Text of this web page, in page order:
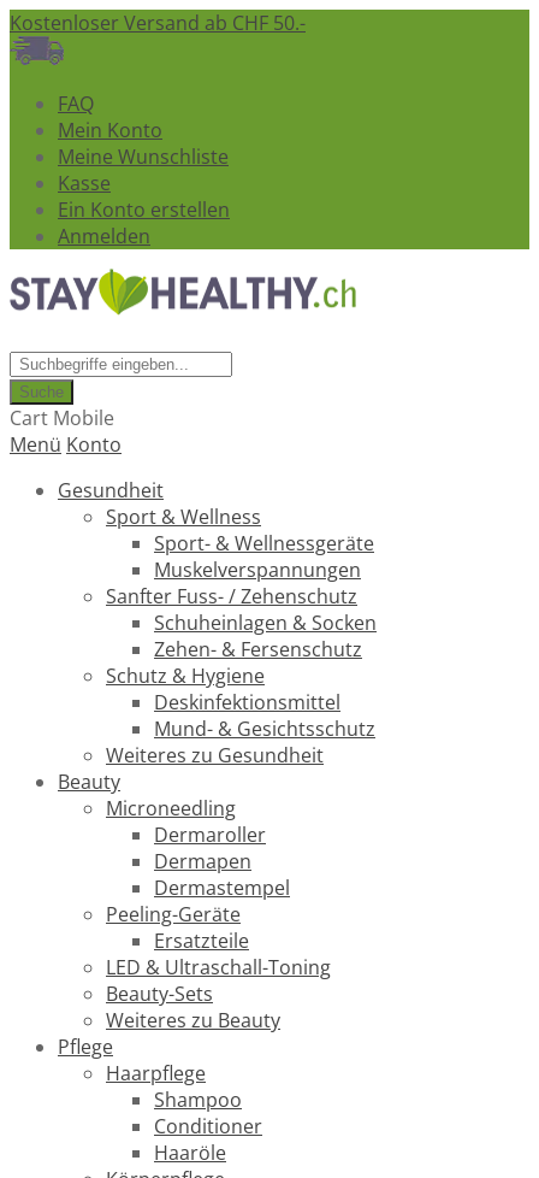
Kostenloser Versand ab CHF 50.-
FAQ
Mein Konto
Meine Wunschliste
Kasse
Ein Konto erstellen
Anmelden
Suche
Cart Mobile
Menü Konto
Gesundheit
Sport & Wellness
Sport- & Wellnessgeräte
Muskelverspannungen
Sanfter Fuss- / Zehenschutz
Schuheinlagen & Socken
Zehen- & Fersenschutz
Schutz & Hygiene
Deskinfektionsmittel
Mund- & Gesichtsschutz
Weiteres zu Gesundheit
Beauty
Microneedling
Dermaroller
Dermapen
Dermastempel
Peeling-Geräte
Ersatzteile
LED & Ultraschall-Toning
Beauty-Sets
Weiteres zu Beauty
Pflege
Haarpflege
Shampoo
Conditioner
Haaröle